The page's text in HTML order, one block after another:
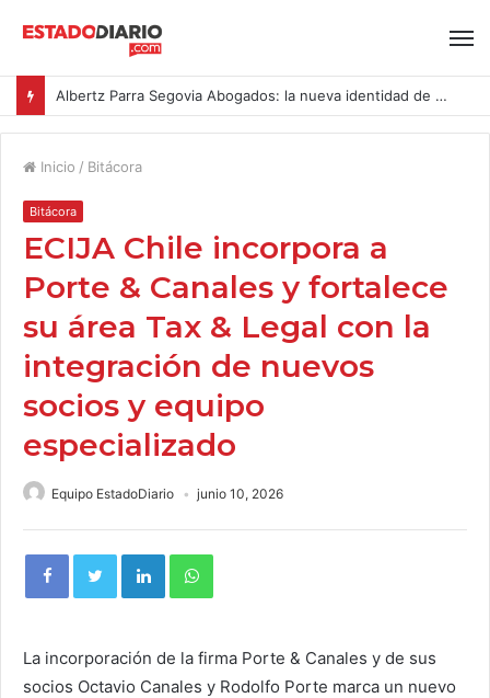
Albertz Parra Segovia Abogados: la nueva identidad de Segovia Consulting
Inicio / Bitácora
Bitácora
ECIJA Chile incorpora a
Porte & Canales y fortalece
su área Tax & Legal con la
integración de nuevos
socios y equipo
especializado
Equipo EstadoDiario junio 10, 2026
La incorporación de la firma Porte & Canales y de sus
socios Octavio Canales y Rodolfo Porte marca un nuevo